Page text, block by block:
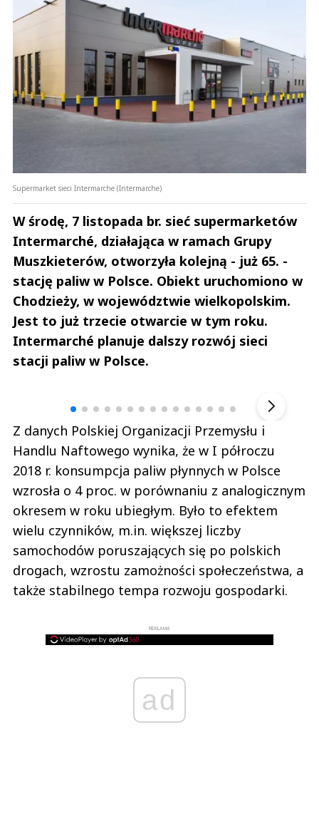
Supermarket sieci Intermarche (Intermarche)
W środę, 7 listopada br. sieć supermarketów
Intermarché, działająca w ramach Grupy
Muszkieterów, otworzyła kolejną - już 65. -
stację paliw w Polsce. Obiekt uruchomiono w
Chodzieży, w województwie wielkopolskim.
Jest to już trzecie otwarcie w tym roku.
Intermarché planuje dalszy rozwój sieci
stacji paliw w Polsce.
Z danych Polskiej Organizacji Przemysłu i
Handlu Naftowego wynika, że w I półroczu
2018 r. konsumpcja paliw płynnych w Polsce
wzrosła o 4 proc. w porównaniu z analogicznym
okresem w roku ubiegłym. Było to efektem
wielu czynników, m.in. większej liczby
samochodów poruszających się po polskich
drogach, wzrostu zamożności społeczeństwa, a
także stabilnego tempa rozwoju gospodarki.
REKLAMA
ad